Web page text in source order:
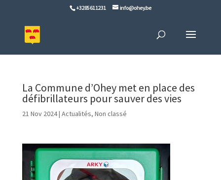
+32 85 61 12 31 info@ohey.be
La Commune d’Ohey met en place des
défibrillateurs pour sauver des vies
21 Nov 2024| Actualités, Non classé